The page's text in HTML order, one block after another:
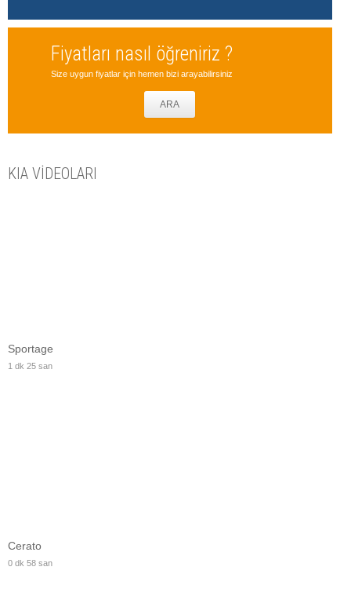
Fiyatları nasıl öğreniriz ?
Size uygun fiyatlar için hemen bizi arayabilirsiniz
ARA
KIA VİDEOLARI
Sportage
1 dk 25 san
Cerato
0 dk 58 san